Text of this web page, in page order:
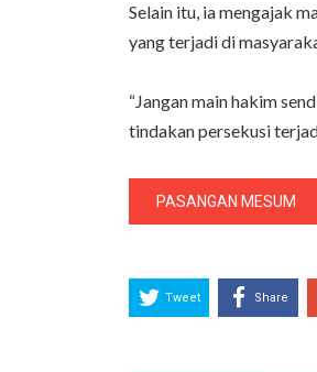
Selain itu, ia mengajak
yang terjadi di
“Jangan main hakim
tindakan persekusi
PASANGAN MESUM
Tweet Share